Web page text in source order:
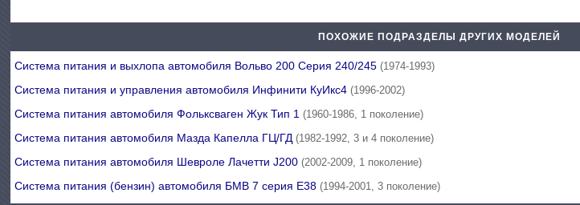
ПОХОЖИЕ ПОДРАЗДЕЛЫ ДРУГИХ МОДЕЛЕЙ
Система питания и выхлопа автомобиля Вольво 200 Серия 240/245(1974-1993)
Система питания и управления автомобиля Инфинити КуИкс4(1996-2002)
Система питания автомобиля Фольксваген Жук Тип 1(1960-1986, 1 поколение)
Система питания автомобиля Мазда Капелла ГЦ/ГД(1982-1992, 3 и 4 поколение)
Система питания автомобиля Шевроле Лачетти J200(2002-2009, 1 поколение)
Система питания (бензин) автомобиля БМВ 7 серия Е38(1994-2001, 3 поколение)